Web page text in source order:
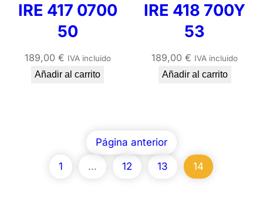
IRE 417 0700
50
189,00 € IVA incluido
Añadir al carrito
IRE 418 700Y
53
189,00€ IVA incluido
Añadir al carrito
Página anterior
1 … 12 13 14